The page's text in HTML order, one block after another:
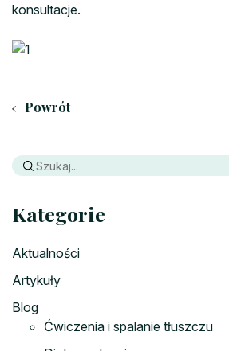
konsultacje.
Powrót
Kategorie
Aktualności
Artykuły
Blog
Ćwiczenia i spalanie tłuszczu